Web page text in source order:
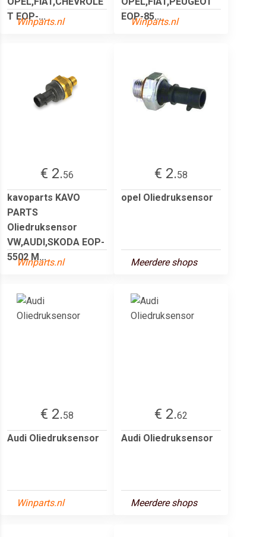
T EOP-...
Winparts.nl
EOP-85...
Winparts.nl
€ 2.56
kavoparts KAVO
PARTS
Oliedruksensor
VW,AUDI,SKODA EOP-
5502 M...
Winparts.nl
€ 2.58
opel Oliedruksensor
Meerdere shops
€ 2.58
Audi Oliedruksensor
Winparts.nl
€ 2.62
Audi Oliedruksensor
Meerdere shops